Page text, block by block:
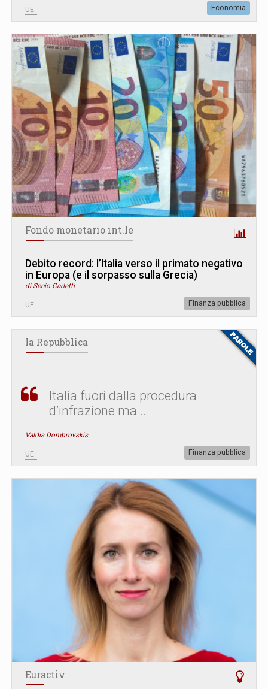
UE Economia
Fondo monetario int.le
Debito record: l’Italia verso il primato negativo
in Europa (e il sorpasso sulla Grecia)
di Senio Carletti
UE Finanza pubblica
la Repubblica
Italia fuori dalla procedura
d’infrazione ma …
Valdis Dombrovskis
UE Finanza pubblica
Euractiv